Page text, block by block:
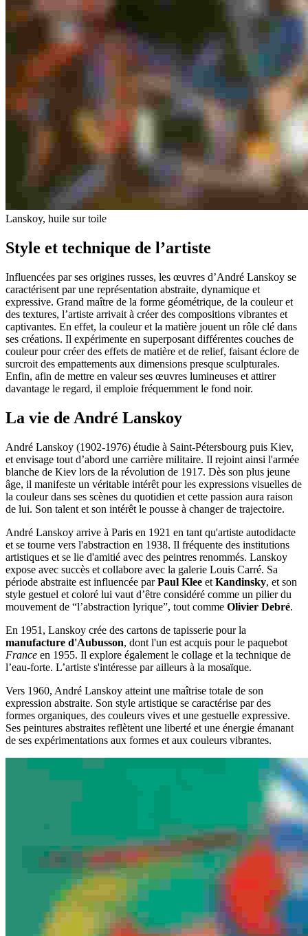
Lanskoy, huile sur toile
Style et technique de l’artiste
Influencées par ses origines russes, les œuvres d’André Lanskoy se
caractérisent par une représentation abstraite, dynamique et
expressive. Grand maître de la forme géométrique, de la couleur et
des textures, l’artiste arrivait à créer des compositions vibrantes et
captivantes. En effet, la couleur et la matière jouent un rôle clé dans
ses créations. Il expérimente en superposant différentes couches de
couleur pour créer des effets de matière et de relief, faisant éclore de
surcroit des empattements aux dimensions presque sculpturales.
Enfin, afin de mettre en valeur ses œuvres lumineuses et attirer
davantage le regard, il emploie fréquemment le fond noir.
La vie de André Lanskoy
André Lanskoy (1902-1976) étudie à Saint-Pétersbourg puis Kiev,
et envisage tout d’abord une carrière militaire. Il rejoint ainsi l'armée
blanche de Kiev lors de la révolution de 1917. Dès son plus jeune
âge, il manifeste un véritable intérêt pour les expressions visuelles de
la couleur dans ses scènes du quotidien et cette passion aura raison
de lui. Son talent et son intérêt le pousse à changer de trajectoire.
André Lanskoy arrive à Paris en 1921 en tant qu'artiste autodidacte
et se tourne vers l'abstraction en 1938. Il fréquente des institutions
artistiques et se lie d'amitié avec des peintres renommés. Lanskoy
expose avec succès et collabore avec la galerie Louis Carré. Sa
période abstraite est influencée parPaul Klee et Kandinsky, et son
style gestuel et coloré lui vaut d’être considéré comme un pilier du
mouvement de “l’abstraction lyrique”, tout comme Olivier Debré.
En 1951, Lanskoy crée des cartons de tapisserie pour la
manufacture d'Aubusson, dont l'un est acquis pour le paquebot
France en 1955. Il explore également le collage et la technique de
l’eau-forte. L’artiste s'intéresse par ailleurs à la mosaïque.
Vers 1960, André Lanskoy atteint une maîtrise totale de son
expression abstraite. Son style artistique se caractérise par des
formes organiques, des couleurs vives et une gestuelle expressive.
Ses peintures abstraites reflètent une liberté et une énergie émanant
de ses expérimentations aux formes et aux couleurs vibrantes.